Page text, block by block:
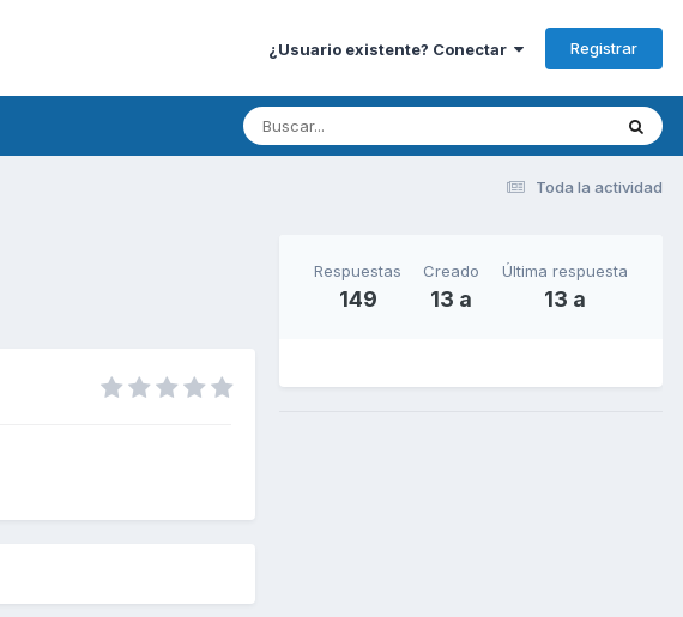
¿Usuario existente? Conectar Registrar
Toda la actividad
Respuestas
149
Creado
13 a
Última respuesta
13 a